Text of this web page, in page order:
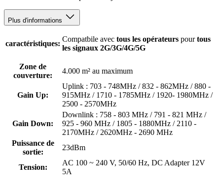
Plus d'informations
caractéristiques:
Compatbile avec tous les opérateurs pourtous
les signaux 2G/3G/4G/5G
Zone de
couverture:
4.000 m² au maximum
Gain Up:
Uplink : 703 - 748MHz / 832 - 862MHz / 880 -
915MHz / 1710 - 1785MHz / 1920- 1980MHz /
2500 - 2570MHz
Gain Down:
Downlink : 758 - 803 MHz / 791 - 821 MHz /
925 - 960 MHz / 1805 - 1880MHz / 2110 -
2170MHz / 2620MHz - 2690 MHz
Puissance de
sortie:
23dBm
Tension:
AC 100 ~ 240 V, 50/60 Hz, DC Adapter 12V
5A